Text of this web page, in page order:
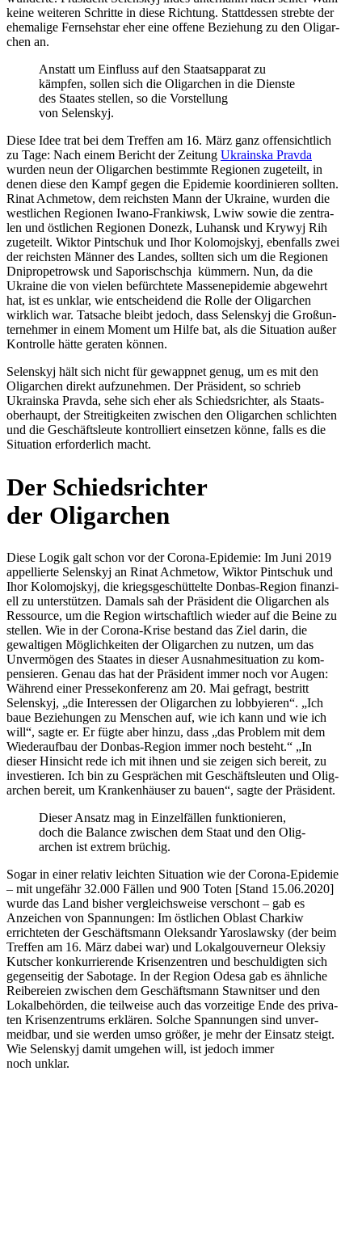
keine wei­te­ren Schritte in diese Rich­tung. Statt­des­sen strebte der
ehe­ma­lige Fern­seh­star eher eine offene Bezie­hung zu den Olig­ar­
chen an.
Anstatt um Ein­fluss auf den Staats­ap­pa­rat zu
kämpfen, sollen sich die Olig­ar­chen in die Dienste
des Staates stellen, so die Vor­stel­lung
von Selenskyj.
Diese Idee trat bei dem Treffen am 16. März ganz offen­sicht­lich
zu Tage: Nach einem Bericht der Zeitung Ukrainska Pravda
wurden neun der Olig­ar­chen bestimmte Regio­nen zuge­teilt, in
denen diese den Kampf gegen die Epi­de­mie koor­di­nie­ren sollten.
Rinat Ach­me­tow, dem reichs­ten Mann der Ukraine, wurden die
west­li­chen Regio­nen Iwano-Fran­kiwsk, Lwiw sowie die zen­tra­
len und öst­li­chen Regio­nen Donezk, Luhansk und Krywyj Rih
zuge­teilt. Wiktor Pint­schuk und Ihor Kolo­mo­js­kyj, eben­falls zwei
der reichs­ten Männer des Landes, sollten sich um die Regio­nen
Dni­pro­pe­trowsk und Sapo­rischschja kümmern. Nun, da die
Ukraine die von vielen befürch­tete Mas­sen­epi­de­mie abge­wehrt
hat, ist es unklar, wie ent­schei­dend die Rolle der Olig­ar­chen
wirk­lich war. Tat­sa­che bleibt jedoch, dass Selen­skyj die Groß­un­
ter­neh­mer in einem Moment um Hilfe bat, als die Situa­tion außer
Kon­trolle hätte geraten können.
Selen­skyj hält sich nicht für gewapp­net genug, um es mit den
Olig­ar­chen direkt auf­zu­neh­men. Der Prä­si­dent, so schrieb
Ukrainska Pravda, sehe sich eher als Schieds­rich­ter, als Staats­
ober­haupt, der Strei­tig­kei­ten zwi­schen den Olig­ar­chen schlich­ten
und die Geschäfts­leute kon­trol­liert ein­set­zen könne, falls es die
Situa­tion erfor­der­lich macht.
Der Schieds­rich­ter
der Oligarchen
Diese Logik galt schon vor der Corona-Epi­de­mie: Im Juni 2019
appel­lierte Selen­skyj an Rinat Ach­me­tow, Wiktor Pint­schuk und
Ihor Kolo­mo­js­kyj, die kriegs­ge­schüt­telte Donbas-Region finan­zi­
ell zu unter­stüt­zen. Damals sah der Prä­si­dent die Olig­ar­chen als
Res­source, um die Region wirt­schaft­lich wieder auf die Beine zu
stellen. Wie in der Corona-Krise bestand das Ziel darin, die
gewal­ti­gen Mög­lich­kei­ten der Olig­ar­chen zu nutzen, um das
Unver­mö­gen des Staates in dieser Aus­nah­me­si­tua­tion zu kom­
pen­sie­ren. Genau das hat der Prä­si­dent immer noch vor Augen:
Während einer Pres­se­kon­fe­renz am 20. Mai gefragt, bestritt
Selen­skyj, „die Inter­es­sen der Olig­ar­chen zu lob­by­ie­ren“. „Ich
baue Bezie­hun­gen zu Men­schen auf, wie ich kann und wie ich
will“, sagte er. Er fügte aber hinzu, dass „das Problem mit dem
Wie­der­auf­bau der Donbas-Region immer noch besteht.“ „In
dieser Hin­sicht rede ich mit ihnen und sie zeigen sich bereit, zu
inves­tie­ren. Ich bin zu Gesprä­chen mit Geschäfts­leu­ten und Olig­
ar­chen bereit, um Kran­ken­häu­ser zu bauen“, sagte der Präsident.
Dieser Ansatz mag in Ein­zel­fäl­len funk­tio­nie­ren,
doch die Balance zwi­schen dem Staat und den Olig­
ar­chen ist extrem brüchig.
Sogar in einer relativ leich­ten Situa­tion wie der Corona-Epi­de­mie
– mit unge­fähr 32.000 Fällen und 900 Toten [Stand 15.06.2020]
wurde das Land bisher ver­gleichs­weise ver­schont – gab es
Anzei­chen von Span­nun­gen: Im öst­li­chen Oblast Charkiw
errich­te­ten der Geschäfts­mann Olek­sandr Yaros­law­sky (der beim
Treffen am 16. März dabei war) und Lokal­gou­ver­neur Oleksiy
Kut­scher kon­kur­rie­rende Kri­sen­zen­tren und beschul­dig­ten sich
gegen­sei­tig der Sabo­tage. In der Region Odesa gab es ähn­li­che
Rei­be­reien zwi­schen dem Geschäfts­mann Staw­nit­ser und den
Lokal­be­hör­den, die teil­weise auch das vor­zei­tige Ende des pri­va­
ten Kri­sen­zen­trums erklä­ren. Solche Span­nun­gen sind unver­
meid­bar, und sie werden umso größer, je mehr der Einsatz steigt.
Wie Selen­skyj damit umgehen will, ist jedoch immer
noch unklar.